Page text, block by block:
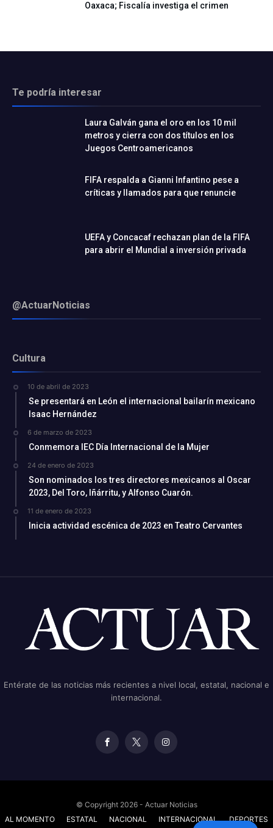
Oaxaca; Fiscalía investiga el crimen
Te podría interesar
Laura Galván gana el oro en los 10 mil
metros y cierra con dos títulos en los
Juegos Centroamericanos
FIFA respalda a Gianni Infantino pese a
críticas y llamados para que renuncie
UEFA y Concacaf rechazan plan de la FIFA
para abrir el Mundial a inversión privada
@ActuarNoticias
Cultura
10 de abril de 2023
Se presentará en León el internacional bailarín mexicano
Isaac Hernández
6 de marzo de 2023
Conmemora IEC Día Internacional de la Mujer
24 de enero de 2023
Son nominados los tres directores mexicanos al Oscar
2023, Del Toro, Iñárritu, y Alfonso Cuarón.
11 de enero de 2023
Inicia actividad escénica de 2023 en Teatro Cervantes
Entérate de las noticias más recientes a nivel local, estatal, nacional e
internacional.
© Copyright 2026 - Actuar Noticias
AL MOMENTO
ESTATAL NACIONAL INTERNACIONAL DEPORTES